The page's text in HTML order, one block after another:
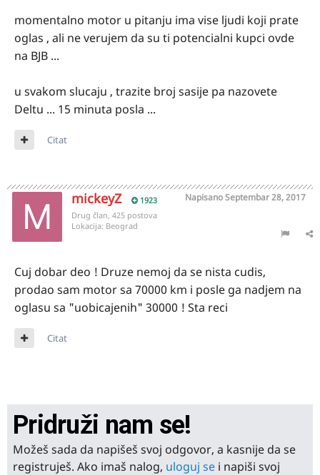
momentalno motor u pitanju ima vise ljudi koji prate
oglas , ali ne verujem da su ti potencialni kupci ovde
na BJB ...
u svakom slucaju , trazite broj sasije pa nazovete
Deltu ... 15 minuta posla ...
Citat
mickeyZ 1923 NapisanoSeptembar 28, 2017
Drug član, 425 postova
Lokacija: Beograd
Cuj dobar deo ! Druze nemoj da se nista cudis,
prodao sam motor sa 70000 km i posle ga nadjem na
oglasu sa "uobicajenih" 30000 ! Sta reci
Citat
Pridruži nam se!
Možeš sada da napišeš svoj odgovor, a kasnije da se
registruješ. Ako imaš nalog, uloguj se i napiši svoj